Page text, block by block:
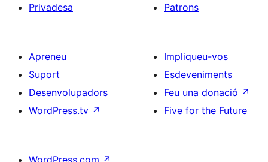
Privadesa
Patrons
Apreneu
Suport
Desenvolupadors
WordPress.tv ↗
Impliqueu-vos
Esdeveniments
Feu una donació ↗
Five for the Future
WordPress.com ↗